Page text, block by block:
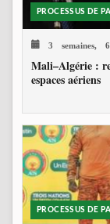
PROCESSUS DE
3 semaines,
Mali–Algérie :
espaces aériens
PROCESSUS DE